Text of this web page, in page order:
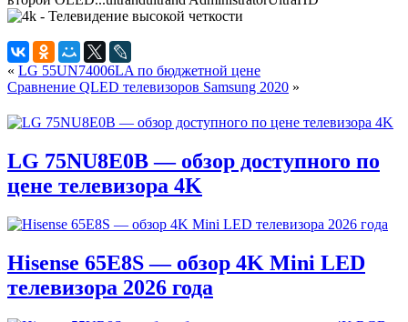
« LG 55UN74006LA по бюджетной цене
Сравнение QLED телевизоров Samsung 2020 »
LG 75NU8E0B — обзор доступного по
цене телевизора 4K
Hisense 65E8S — обзор 4K Mini LED
телевизора 2026 года